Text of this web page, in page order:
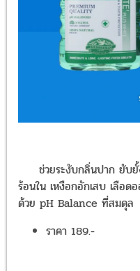
ช่วยระงับกลิ่นปาก ยับ
ร้อนใน เหงือกอักเสบ เลือด
ด้วย pH Balance ที่สมดุล
ราคา 189.-